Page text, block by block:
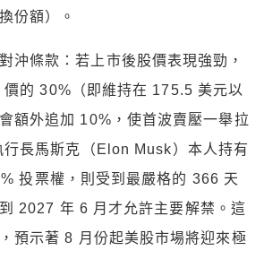
份額）。
沖條款：若上市後股價表現強勁，
的 30%（即維持在 175.5 美元以
額外追加 10%，使首波賣壓一舉拉
長馬斯克（Elon Musk）本人持有
投票權，則受到最嚴格的 366 天
2027 年 6 月才允許主要解禁。這
預示著 8 月份起美股市場將迎來極